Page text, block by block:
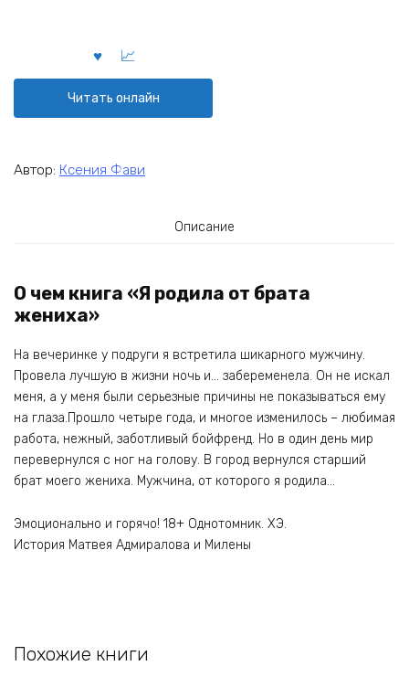
Читать онлайн
Автор: Ксения Фави
Описание
О чем книга «Я родила от брата
жениха»
На вечеринке у подруги я встретила шикарного мужчину.
Провела лучшую в жизни ночь и… забеременела. Он не искал
меня, а у меня были серьезные причины не показываться ему
на глаза.Прошло четыре года, и многое изменилось – любимая
работа, нежный, заботливый бойфренд. Но в один день мир
перевернулся с ног на голову. В город вернулся старший
брат моего жениха. Мужчина, от которого я родила…
Эмоционально и горячо! 18+ Однотомник. ХЭ.
История Матвея Адмиралова и Милены
Похожие книги